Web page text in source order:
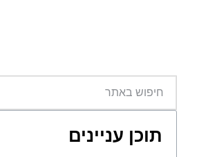
תוכן עניינים